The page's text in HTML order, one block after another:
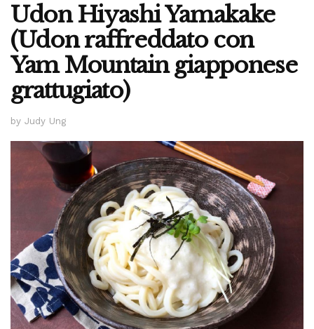
Udon Hiyashi Yamakake
(Udon raffreddato con
Yam Mountain giapponese
grattugiato)
by Judy Ung